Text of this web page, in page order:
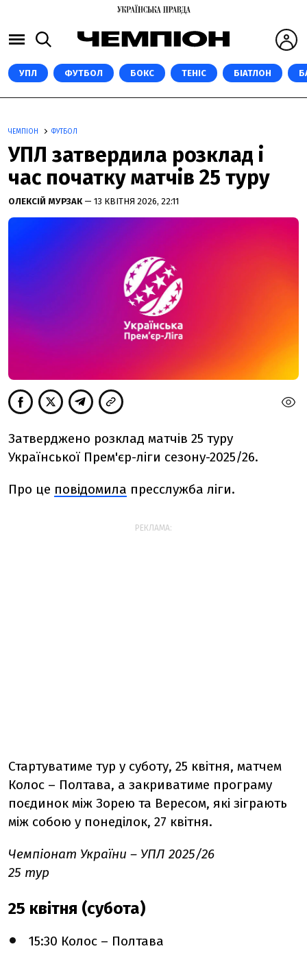
УПЛ ФУТБОЛ БОКС ТЕНІС БІАТЛОН
ЧЕМПІОН ФУТБОЛ
УПЛ затвердила розклад і
час початку матчів 25 туру
ОЛЕКСІЙ МУРЗАК — 13 КВІТНЯ 2026, 22:11
Затверджено розклад матчів 25 туру
Української Прем'єр-ліги сезону-2025/26.
Про це повідомила пресслужба ліги.
РЕКЛАМА:
Стартуватиме тур у суботу, 25 квітня, матчем
Колос – Полтава, а закриватиме програму
поєдинок між Зорею та Вересом, які зіграють
між собою у понеділок, 27 квітня.
Чемпіонат України – УПЛ 2025/26
25 тур
25 квітня (субота)
15:30 Колос – Полтава